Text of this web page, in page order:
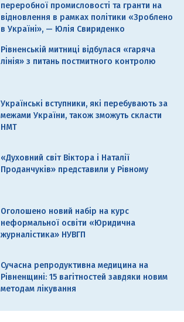
переробної промисловості та гранти на
відновлення в рамках політики «Зроблено
в Україні», — Юлія Свириденко
Рівненській митниці відбулася «гаряча
лінія» з питань постмитного контролю
Українські вступники, які перебувають за
межами України, також зможуть скласти
НМТ
«Духовний світ Віктора і Наталії
Проданчуків» представили у Рівному
Оголошено новий набір на курс
неформальної освіти «Юридична
журналістика» НУВГП
Сучасна репродуктивна медицина на
Рівненщині: 15 вагітностей завдяки новим
методам лікування